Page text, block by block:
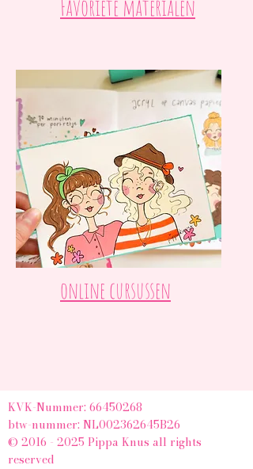
Favoriete materialen
online cursussen
KVK-Nummer: 66450268
btw-nummer: NL002362645B26
© 2016 - 2025 Pippa Knus all rights
reserved